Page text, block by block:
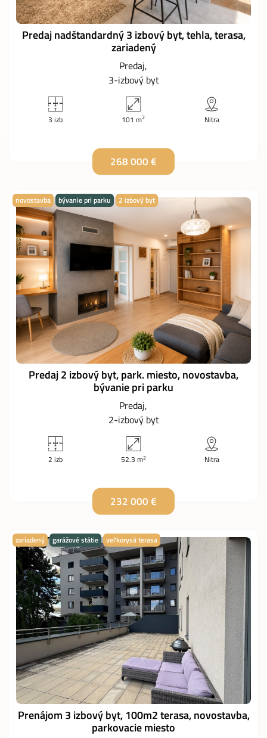
Predaj nadštandardný 3 izbový byt, tehla, terasa,
zariadený
Predaj
3-izbový byt
3 izb 101 m2 Nitra
268 000 €
novostavba bývanie pri parku 2 izbový byt
Predaj 2 izbový byt, park. miesto, novostavba,
bývanie pri parku
Predaj
2-izbový byt
2 izb 52.3 m2 Nitra
232 000 €
zariadený garážové státie veľkorysá terasa
Prenájom 3 izbový byt, 100m2 terasa, novostavba,
parkovacie miesto